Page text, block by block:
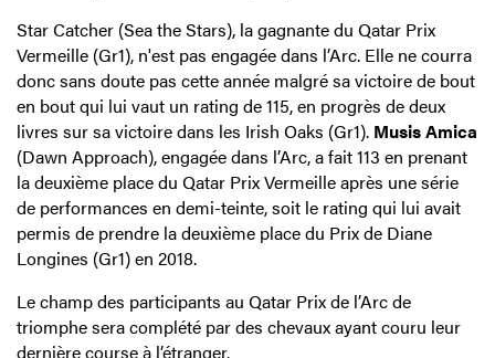
Star Catcher (Sea the Stars), la gagnante du Qatar Prix
Vermeille (Gr1), n'est pas engagée dans l’Arc. Elle ne courra
donc sans doute pas cette année malgré sa victoire de bout
en bout qui lui vaut un rating de 115, en progrès de deux
livres sur sa victoire dans les Irish Oaks (Gr1). Musis Amica
(Dawn Approach), engagée dans l’Arc, a fait 113 en prenant
la deuxième place du Qatar Prix Vermeille après une série
de performances en demi-teinte, soit le rating qui lui avait
permis de prendre la deuxième place du Prix de Diane
Longines (Gr1) en 2018.
Le champ des participants au Qatar Prix de l’Arc de
triomphe sera complété par des chevaux ayant couru leur
dernière course à l’étranger.